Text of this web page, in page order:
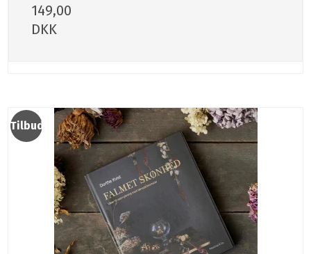
149,00
DKK
Tilbud